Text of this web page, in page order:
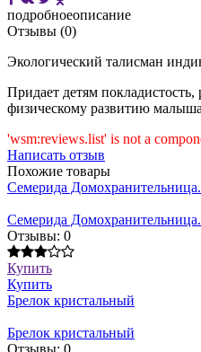
подробноеописание
Отзывы (0)
Экологический талисман
Придает детям
физическому развитию
'wsm:reviews.list' is not a
Написать отзыв
Похожие товары
Семерида
Семерида
Отзывы: 0
Купить
Купить
Брелок кристальный
Брелок кристальный
Отзывы: 0